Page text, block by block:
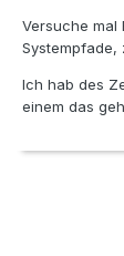
Versuche mal
Systempfade,
Ich hab des
einem das